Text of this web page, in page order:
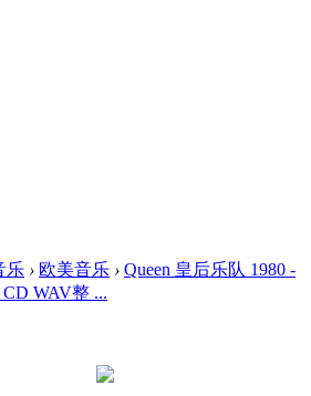
乐 › 欧美音乐 › Queen 皇后乐队 1980 -
CD WAV整 ...